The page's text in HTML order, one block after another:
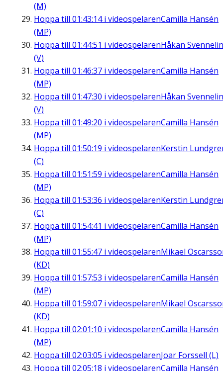
(M)
Hoppa till 01:43:14i videospelarenCamilla Hansén
(MP)
Hoppa till 01:44:51 i videospelarenHåkan
(V)
Hoppa till 01:46:37 i videospelarenCamilla Hansén
(MP)
Hoppa till 01:47:30 i videospelarenHåkan
(V)
Hoppa till 01:49:20 i videospelarenCamilla Hansén
(MP)
Hoppa till 01:50:19 i videospelarenKerstin
(C)
Hoppa till 01:51:59 i videospelarenCamilla Hansén
(MP)
Hoppa till 01:53:36 i videospelarenKerstin
(C)
Hoppa till 01:54:41 i videospelarenCamilla Hansén
(MP)
Hoppa till 01:55:47 i videospelarenMikael
(KD)
Hoppa till 01:57:53 i videospelarenCamilla Hansén
(MP)
Hoppa till 01:59:07 i videospelarenMikael
(KD)
Hoppa till 02:01:10 i videospelarenCamilla Hansén
(MP)
Hoppa till 02:03:05 i videospelarenJoar Forssell (L)
Hoppa till 02:05:18 i videospelarenCamilla Hansén